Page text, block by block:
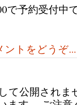
で予約受付中
ントをどうぞ...
て公開されま